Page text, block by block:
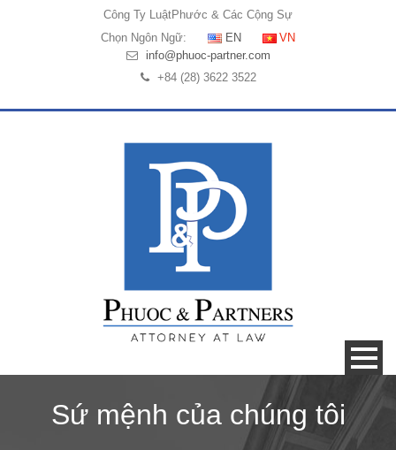
Công Ty LuậtPhước & Các Cộng Sự
Chọn Ngôn Ngữ:
EN
VN
info@phuoc-partner.com
+84 (28) 3622 3522
Sứ mệnh của chúng tôi